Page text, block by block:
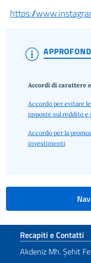
https://
Accordi di carattere
Accordo per evitare
imposte sul reddito e
Accordo per la
investimenti
Sezione
Recapiti e Contatti
Akdeniz Mh. Şehit